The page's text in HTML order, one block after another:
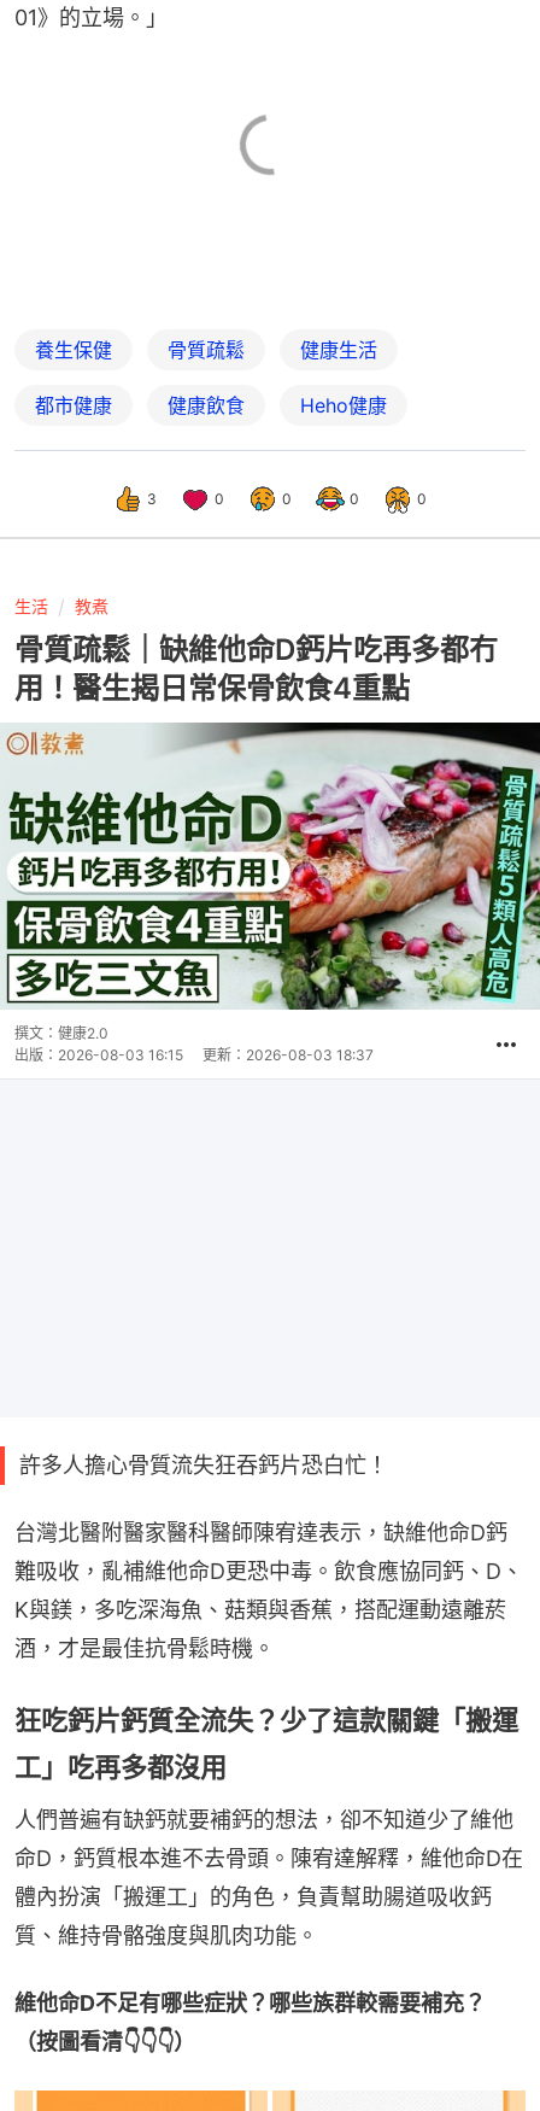
01》的立場。」
養生保健 骨質疏鬆 健康生活
都市健康 健康飲食 Heho健康
3 0 0 0 0
生活 教煮
骨質疏鬆｜缺維他命D鈣片吃再多都冇
用！醫生揭日常保骨飲食4重點
撰文： 健康2.0
出版： 2026-08-03 16:15 更新： 2026-08-03 18:37
許多人擔心骨質流失狂吞鈣片恐白忙！
台灣北醫附醫家醫科醫師陳宥達表示，缺維他命D鈣
難吸收，亂補維他命D更恐中毒。飲食應協同鈣、D、
K與鎂，多吃深海魚、菇類與香蕉，搭配運動遠離菸
酒，才是最佳抗骨鬆時機。
狂吃鈣片鈣質全流失？少了這款關鍵「搬運
工」吃再多都沒用
人們普遍有缺鈣就要補鈣的想法，卻不知道少了維他
命D，鈣質根本進不去骨頭。陳宥達解釋，維他命D在
體內扮演「搬運工」的角色，負責幫助腸道吸收鈣
質、維持骨骼強度與肌肉功能。
維他命D不足有哪些症狀？哪些族群較需要補充？
（按圖看清👇👇👇）